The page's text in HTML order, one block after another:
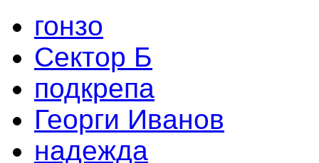
гонзо
Сектор Б
подкрепа
Георги Иванов
надежда